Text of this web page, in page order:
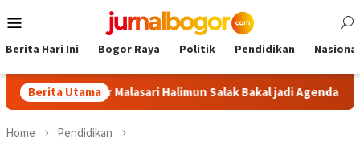
to
Menu
Berita Hari Ini Bogor Raya Politik Pendidikan Nasional
Berita Utama
Tour Malasari Halimun Salak Bakal jadi Agenda Tahunan
Home Pendidikan